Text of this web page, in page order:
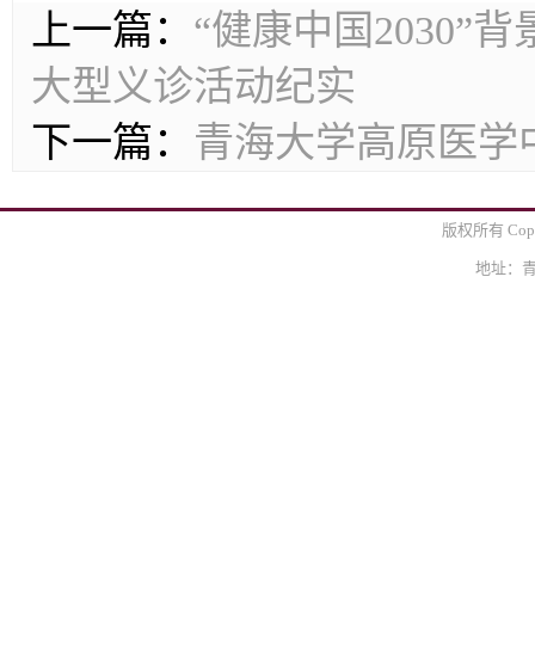
上一篇： “健康中国2030”
大型义诊活动纪实
下一篇： 青海大学高原医
版权所有
地址：